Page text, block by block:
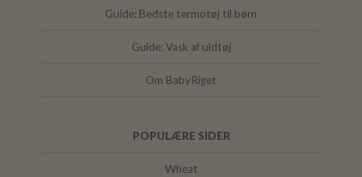
Guide: Bedste termotøj til børn
Guide: Vask af uldtøj
Om BabyRiget
POPULÆRE SIDER
Wheat